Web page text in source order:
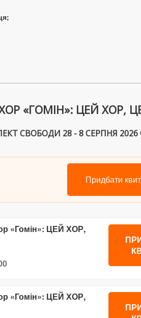
«ГОМІН»: ЦЕЙ ХОР,
СВОБОДИ 28 - 8 СЕРПНЯ 2026
Придбати
«Гомін»: ЦЕЙ ХОР,
«Гомін»: ЦЕЙ ХОР,